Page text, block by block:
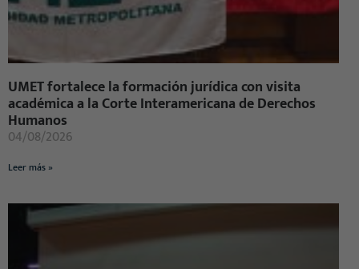
UMET fortalece la formación jurídica con visita
académica a la Corte Interamericana de Derechos
Humanos
04/08/2026
Leer más »